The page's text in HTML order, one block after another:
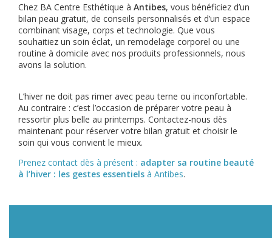
Chez BA Centre Esthétique à Antibes, vous bénéficiez d’un
bilan peau gratuit, de conseils personnalisés et d’un espace
combinant visage, corps et technologie. Que vous
souhaitiez un soin éclat, un remodelage corporel ou une
routine à domicile avec nos produits professionnels, nous
avons la solution.
L’hiver ne doit pas rimer avec peau terne ou inconfortable.
Au contraire : c’est l’occasion de préparer votre peau à
ressortir plus belle au printemps. Contactez-nous dès
maintenant pour réserver votre bilan gratuit et choisir le
soin qui vous convient le mieux.
Prenez contact dès à présent : adapter sa routine beauté
à l’hiver : les gestes essentiels à Antibes.